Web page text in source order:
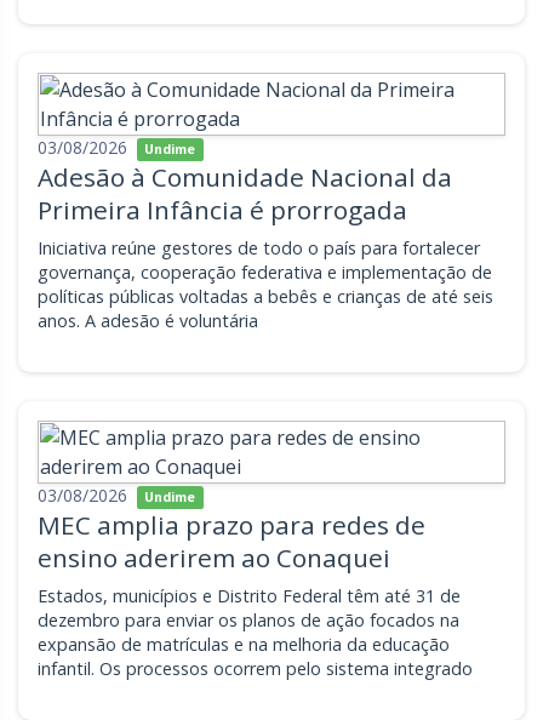
03/08/2026 Undime
Adesão à Comunidade Nacional da
Primeira Infância é prorrogada
Iniciativa reúne gestores de todo o país para fortalecer
governança, cooperação federativa e implementação de
políticas públicas voltadas a bebês e crianças de até seis
anos. A adesão é voluntária
03/08/2026 Undime
MEC amplia prazo para redes de
ensino aderirem ao Conaquei
Estados, municípios e Distrito Federal têm até 31 de
dezembro para enviar os planos de ação focados na
expansão de matrículas e na melhoria da educação
infantil. Os processos ocorrem pelo sistema integrado